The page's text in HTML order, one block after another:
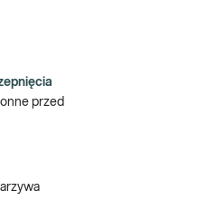
przed